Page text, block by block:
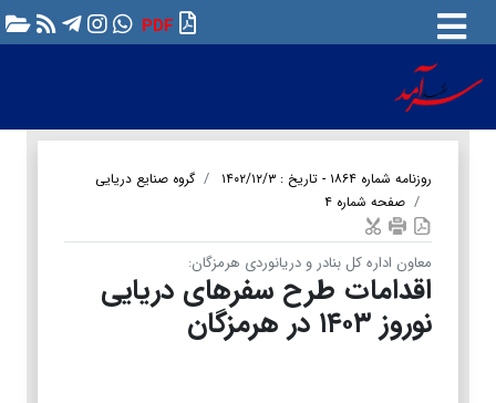
PDF
روزنامه شماره ۱۸۶۴ - تاریخ : ۱۴۰۲/۱۲/۳
گروه صنایع دریایی
صفحه شماره ۴
معاون اداره کل بنادر و دریانوردی هرمزگان:
اقدامات طرح سفرهای دریایی
نوروز ۱۴۰۳ در هرمزگان